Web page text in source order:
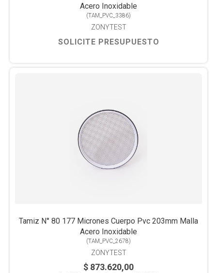
Acero Inoxidable
(TAM_PVC_3386)
ZONYTEST
SOLICITE PRESUPUESTO
Tamiz N° 80 177 Micrones Cuerpo Pvc 203mm Malla
Acero Inoxidable
(TAM_PVC_2678)
ZONYTEST
$ 873.620,00